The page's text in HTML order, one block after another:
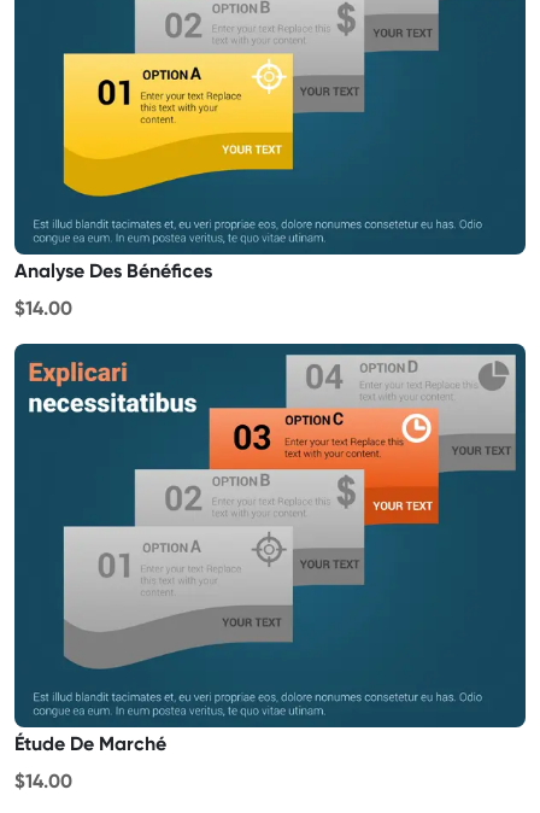
Analyse Des Bénéfices
$14.00
Étude De Marché
$14.00